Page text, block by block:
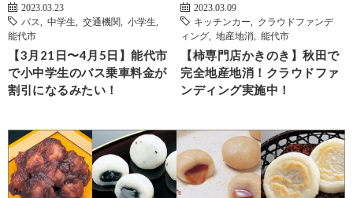
2023.03.23
バス
中学生 交通機関 小学生
能代市
【3月21日〜4月5日】能代市
で小中学生のバス乗車料金が
割引になるみたい！
2023.03.09
キッチンカー
クラウドファンデ
ィング
地産地消 能代市
【柿専門店かきのき】秋田で
完全地産地消！クラウドファ
ンディング実施中！